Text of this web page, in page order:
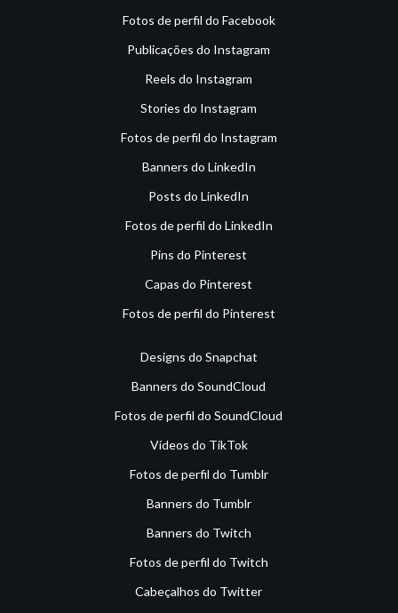
Fotos de perfil do Facebook
Publicações do Instagram
Reels do Instagram
Stories do Instagram
Fotos de perfil do Instagram
Banners do LinkedIn
Posts do LinkedIn
Fotos de perfil do LinkedIn
Pins do Pinterest
Capas do Pinterest
Fotos de perfil do Pinterest
Designs do Snapchat
Banners do SoundCloud
Fotos de perfil do SoundCloud
Vídeos do TikTok
Fotos de perfil do Tumblr
Banners do Tumblr
Banners do Twitch
Fotos de perfil do Twitch
Cabeçalhos do Twitter